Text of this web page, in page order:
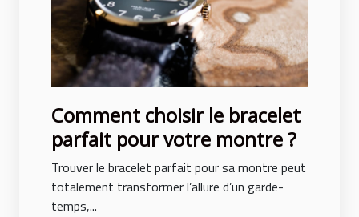
Comment choisir le bracelet
parfait pour votre montre ?
Trouver le bracelet parfait pour sa montre peut
totalement transformer l’allure d’un garde-
temps,...